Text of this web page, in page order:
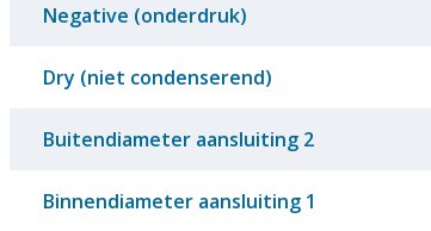
Negative (onderdruk)
Dry (niet condenserend)
Buitendiameter aansluiting 2
Binnendiameter aansluiting 1